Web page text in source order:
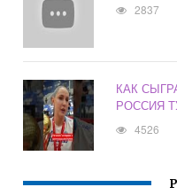
2837
КАК
РОССИЯ
4526